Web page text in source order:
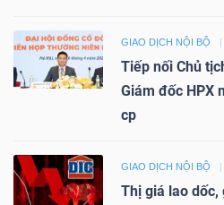
GIAO DỊCH NỘI BỘ
Tiếp nối Chủ
Giám đốc HPX
cp
GIAO DỊCH NỘI BỘ
Thị giá lao dốc,